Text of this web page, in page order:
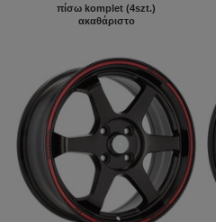
πίσω komplet (4szt.)
ακαθάριστο